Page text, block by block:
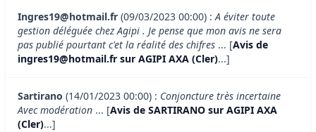
Ingres19@hotmail.fr (09/03/2023 00:00) :A éviter toute
gestion déléguée chez Agipi . Je pense que mon avis ne sera
pas publié pourtant c'et la réalité des chifres ... [Avis de
ingres19@hotmail.fr sur AGIPI AXA (Cler)...]
Sartirano (14/01/2023 00:00) : Conjoncture très incertaine
Avec modération ... [Avis de SARTIRANO sur AGIPI AXA
(Cler)...]